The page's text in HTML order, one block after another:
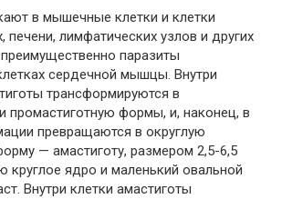
в мышечные клетки и клетки
печени, лимфатических узлов и других
паразиты
сердечной мышцы. Внутри
трансформируются в
промастиготную формы, и, наконец, в
превращаются в округлую
— амастиготу, размером 2,5-6,5
ядро и маленький овальной
Внутри клетки амастиготы